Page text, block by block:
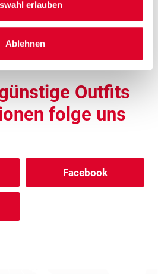
erlauben
Ablehnen
Outfits
folge uns
Facebook